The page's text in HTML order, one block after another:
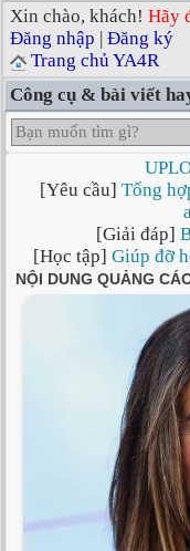
Xin chào, khách! Hãy
Đăng nhập | Đăng ký
Trang chủ YA4R
Công cụ & bài viết
[Yêu cầu] Tổng
[Giải đáp]
[Học tập] Giúp đỡ